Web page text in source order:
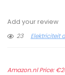
Add your review
23
Elektriciteit
Amazon.nl Price:€